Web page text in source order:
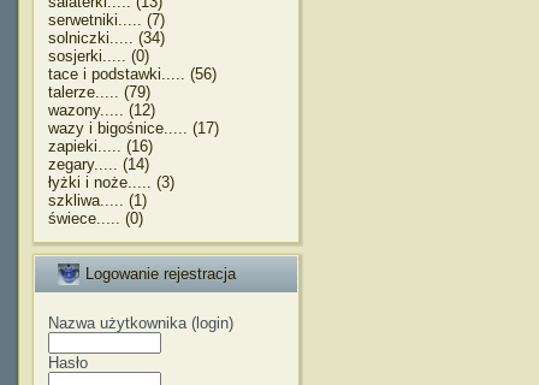
serwetniki..... (7)
solniczki..... (34)
sosjerki..... (0)
tace i podstawki..... (56)
talerze..... (79)
wazony..... (12)
wazy i bigośnice..... (17)
zapieki..... (16)
zegary..... (14)
łyżki i noże..... (3)
szkliwa..... (1)
świece..... (0)
Logowanie rejestracja
Nazwa użytkownika (login)
Hasło